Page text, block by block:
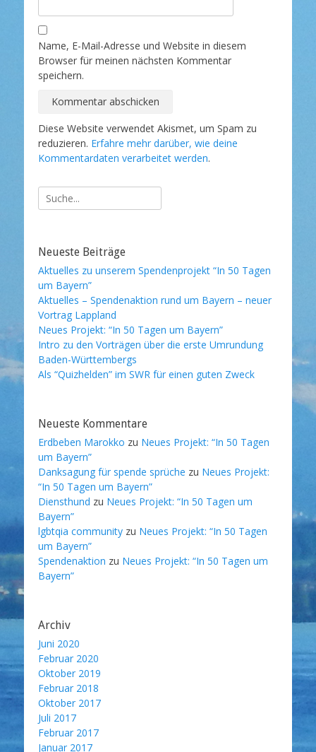
Name, E-Mail-Adresse und Website in diesem
Browser für meinen nächsten Kommentar
speichern.
Diese Website verwendet Akismet, um Spam zu
reduzieren. Erfahre mehr darüber, wie deine
Kommentardaten verarbeitet werden.
Suche
nach:
Neueste Beiträge
Aktuelles zu unserem Spendenprojekt “In 50 Tagen
um Bayern”
Aktuelles – Spendenaktion rund um Bayern – neuer
Vortrag Lappland
Neues Projekt: “In 50 Tagen um Bayern”
Intro zu den Vorträgen über die erste Umrundung
Baden-Württembergs
Als “Quizhelden” im SWR für einen guten Zweck
Neueste Kommentare
Erdbeben Marokko zu Neues Projekt: “In 50 Tagen
um Bayern”
Danksagung für spende sprüche zu Neues Projekt:
“In 50 Tagen um Bayern”
Diensthund zu Neues Projekt: “In 50 Tagen um
Bayern”
lgbtqia community zu Neues Projekt: “In 50 Tagen
um Bayern”
Spendenaktion zu Neues Projekt: “In 50 Tagen um
Bayern”
Archiv
Juni 2020
Februar 2020
Oktober 2019
Februar 2018
Oktober 2017
Juli 2017
Februar 2017
Januar 2017